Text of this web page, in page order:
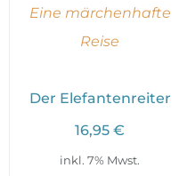
Eine märchenhafte
Reise
Der Elefantenreiter
16,95 €
inkl. 7% Mwst.